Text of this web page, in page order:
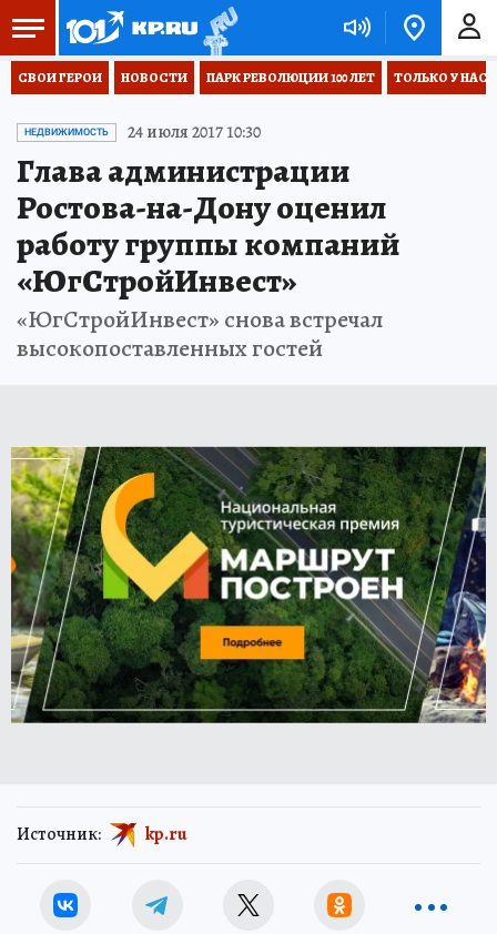
СВОИ ГЕРОИ НОВОСТИ ПАРК РЕВОЛЮЦИИ 100 ЛЕТ ТОЛЬКО У НАС
НЕДВИЖИМОСТЬ 24 июля 2017 10:30
Глава администрации
Ростова-на-Дону оценил
работу группы компаний
«ЮгСтройИнвест»
«ЮгСтройИнвест» снова встречал
высокопоставленных гостей
Источник: kp.ru